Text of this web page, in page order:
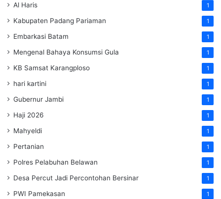
Al Haris 1
Kabupaten Padang Pariaman 1
Embarkasi Batam 1
Mengenal Bahaya Konsumsi Gula 1
KB Samsat Karangploso 1
hari kartini 1
Gubernur Jambi 1
Haji 2026 1
Mahyeldi 1
Pertanian 1
Polres Pelabuhan Belawan 1
Desa Percut Jadi Percontohan Bersinar 1
PWI Pamekasan 1